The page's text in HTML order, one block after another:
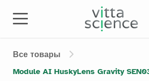
Все товары
Module AI HuskyLens Gravity